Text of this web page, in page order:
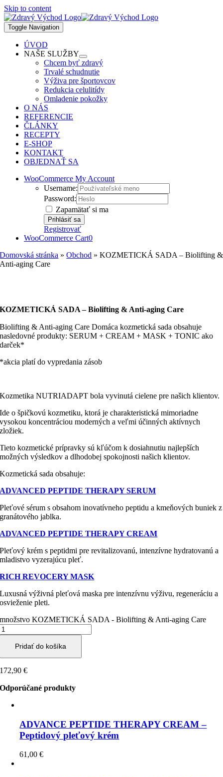
Skip to content
Toggle Navigation
ÚVOD
NAŠE SLUŽBY
Chcem byť zdravý
Trvalé schudnutie
Výživa pre športovcov
Redukcia celulitídy
Omladenie pokožky
O NÁS
REFERENCIE
ČLÁNKY
RECEPTY
E-SHOP
KONTAKT
OBJEDNAŤ SA
WooCommerce My Account
Username:
Password:
Zapamätať si ma
Registrovať
WooCommerce Cart0
Domovská stránka »Obchod »KOZMETICKÁ SADA – Biolifting &
Anti-aging Care
KOZMETICKÁ SADA – Biolifting & Anti-aging Care
Biolifting & Anti-aging Care Domáca kozmetická sada obsahuje
nasledovné produkty: SERUM + CREAM + MASK + TONIC ako
darček*
*akcia platí do vypredania zásob
Kozmetika NUTRIADAPT bola vyvinutá cielene pre našich klientov.
Ide o špičkovú kozmetiku, ktorá je charakteristická mimoriadne
vysokou koncentráciou moderných a veľmi účinných aktívnych
zložiek.
Tieto kozmetické prípravky sú kľúčom k dosiahnutiu najlepších
možných výsledkov a dlhodobej spokojnosti našich klientov.
Kozmetická sada obsahuje:
ADVANCED PEPTIDE THERAPY SERUM
Pleťové sérum s obsahom inovatívneho peptidu a kmeňových buniek z
granátového jablka.
ADVANCED PEPTIDE THERAPY CREAM
Pleťový krém s peptidmi pre revitalizovanú, intenzívne hydratovanú a
mladistvo vyzerajúcu pleť.
RICH REVOCERY MASK
Luxusná výživná pleťová maska ​​pre intenzívnu výživu, regeneráciu a
osvieženie pleti.
množstvo KOZMETICKÁ SADA - Biolifting & Anti-aging Care
Pridať do košíka
172,90€
Odporúčané produkty
ADVANCE PEPTIDE THERAPY CREAM –
Peptidový pleťový krém
61,00€